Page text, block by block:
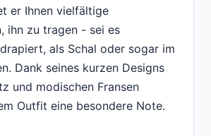
er Ihnen vielfältige
ihn zu tragen - sei es
als Schal oder sogar im
Dank seines kurzen Designs
und modischen Fransen
Outfit eine besondere Note.